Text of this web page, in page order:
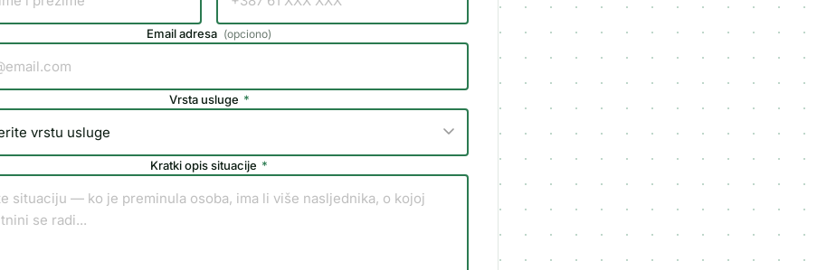
Email adresa (opciono)
Vrsta usluge *
Kratki opis situacije *